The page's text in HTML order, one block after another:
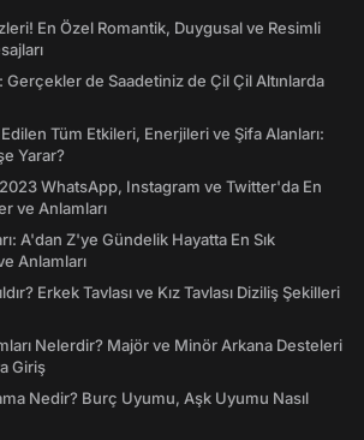
En Özel Romantik, Duygusal ve Resimli
Gerçekler de Saadetiniz de Çil Çil Altınlarda
Tüm Etkileri, Enerjileri ve Şifa Alanları:
Yarar?
WhatsApp, Instagram ve Twitter'da En
ve Anlamları
A'dan Z'ye Gündelik Hayatta En Sık
Anlamları
Erkek Tavlası ve Kız Tavlası Diziliş Şekilleri
Nelerdir? Majör ve Minör Arkana Desteleri
Giriş
Nedir? Burç Uyumu, Aşk Uyumu Nasıl